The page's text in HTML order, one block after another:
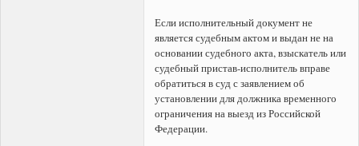
Если исполнительный документ не
является судебным актом и выдан не на
основании судебного акта, взыскатель или
судебный пристав-исполнитель вправе
обратиться в суд с заявлением об
установлении для должника временного
ограничения на выезд из Российской
Федерации.